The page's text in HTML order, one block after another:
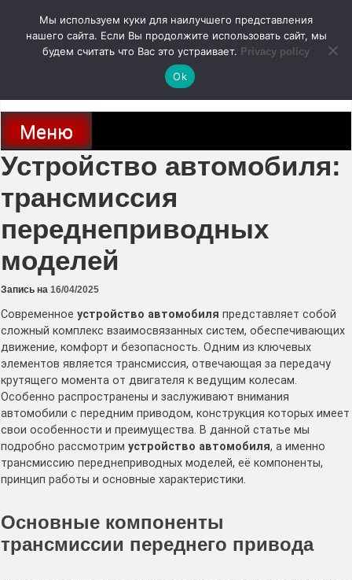
содержимому
autodoc24.ru
Новости про современные автомобили и не только, новинки зарубежного
и отечественного автопрома
Меню
Устройство автомобиля:
трансмиссия
переднеприводных
моделей
Запись на 16/04/2025
Современное устройство автомобиля представляет собой
сложный комплекс взаимосвязанных систем, обеспечивающих
движение, комфорт и безопасность. Одним из ключевых
элементов является трансмиссия, отвечающая за передачу
крутящего момента от двигателя к ведущим колесам.
Особенно распространены и заслуживают внимания
автомобили с передним приводом, конструкция которых имеет
свои особенности и преимущества. В данной статье мы
подробно рассмотрим устройство автомобиля, а именно
трансмиссию переднеприводных моделей, её компоненты,
принцип работы и основные характеристики.
Основные компоненты
трансмиссии переднего привода
Мы используем куки для наилучшего представления
нашего сайта. Если Вы продолжите использовать сайт, мы
будем считать что Вас это устраивает. Privacy policy
Ok